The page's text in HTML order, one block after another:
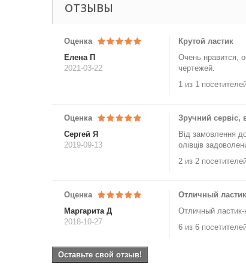
ОТЗЫВЫ
Оценка
Елена П
2021-03-22
Крутой ластик
Очень нравится,
чертежей.
1 из 1
Оценка
Сергей Я
2019-09-13
Зручний сервіс,
Від замовлення
олівців
2 из 2
Оценка
Маргарита Д
2018-10-27
Отличный
Отличный
6 из 6
Оставьте свой отзыв!